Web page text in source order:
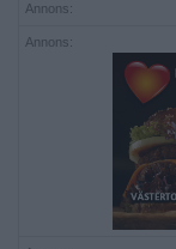
Annons:
Annons: